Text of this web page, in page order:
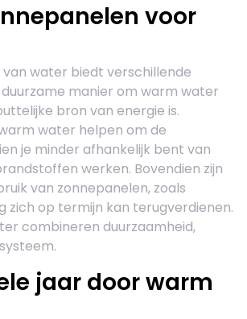
voor
water biedt verschillende
manier om warm water
bron van energie is.
water helpen om de
je minder afhankelijk bent van
werken. Bovendien zijn
van zonnepanelen, zoals
zich op termijn kan terugverdienen.
combineren duurzaamheid,
jaar door warm